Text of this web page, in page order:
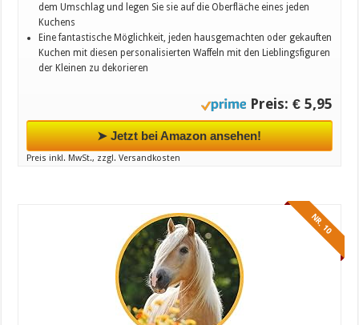
dem Umschlag und legen Sie sie auf die Oberfläche eines jeden
Kuchens
Eine fantastische Möglichkeit, jeden hausgemachten oder gekauften
Kuchen mit diesen personalisierten Waffeln mit den Lieblingsfiguren
der Kleinen zu dekorieren
Preis: € 5,95
➤ Jetzt bei Amazon ansehen!
Preis inkl. MwSt., zzgl. Versandkosten
NR. 10